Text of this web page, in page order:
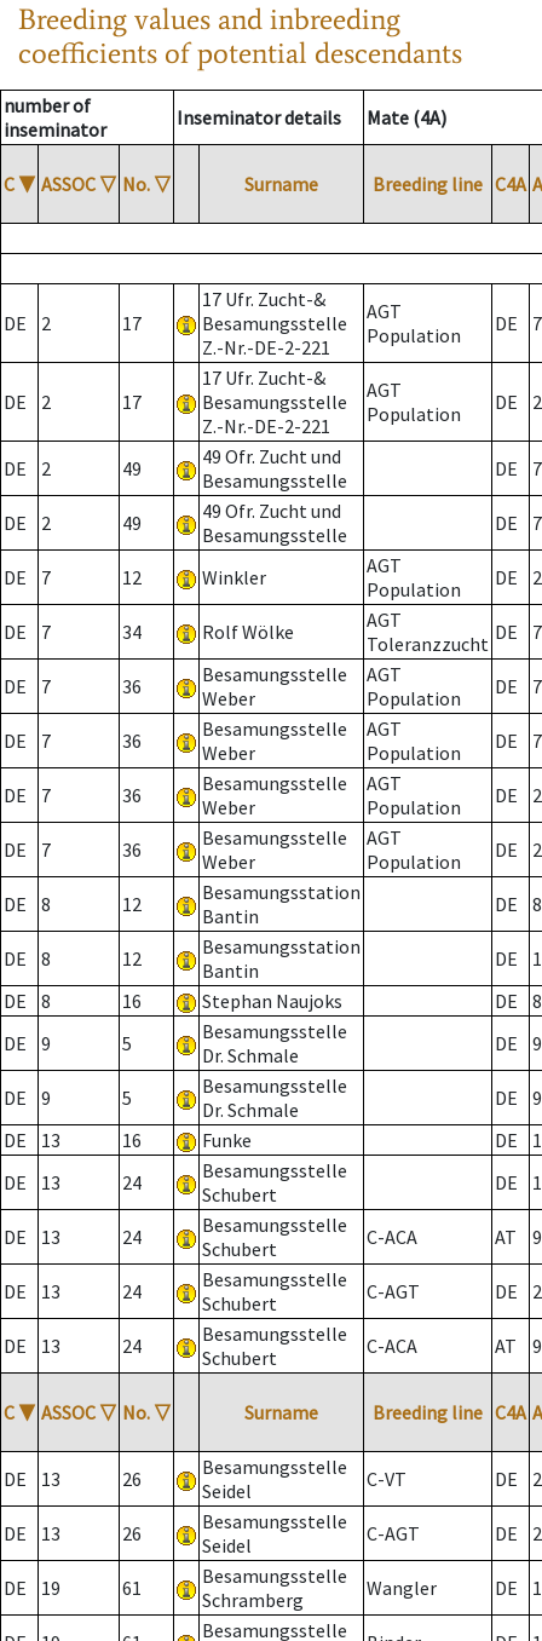
Breeding values and inbreeding
coefficients of potential descendants
number of
inseminator
Inseminator details Mate (4A)
C ▼ ASSOC ▽ No. ▽ Surname Breeding line C4A
DE 2 17
17 Ufr. Zucht-&
Besamungsstelle
Z.-Nr.-DE-2-221
AGT
Population
DE 7
DE 2 17
17 Ufr. Zucht-&
Besamungsstelle
Z.-Nr.-DE-2-221
AGT
Population
DE 2
DE 2 49
49 Ofr. Zucht und
Besamungsstelle
DE 7
DE 2 49
49 Ofr. Zucht und
Besamungsstelle
DE 7
DE 7 12 Winkler
AGT
Population
DE 2
DE 7 34 Rolf Wölke
AGT
Toleranzzucht DE 7
DE 7 36
Besamungsstelle
Weber
AGT
Population
DE 7
DE 7 36
Besamungsstelle
Weber
AGT
Population
DE 7
DE 7 36
Besamungsstelle
Weber
AGT
Population
DE 2
DE 7 36
Besamungsstelle
Weber
AGT
Population
DE 2
DE 8 12
Besamungsstation
Bantin
DE 8
DE 8 12
Besamungsstation
Bantin
DE
DE
8 16 Stephan Naujoks DE
8
DE
9 5
Besamungsstelle
Dr. Schmale
DE 9
DE 9 5
Besamungsstelle
Dr. Schmale
DE
9
DE
13 16 Funke DE
DE
13 24
Besamungsstelle
Schubert
DE
DE 13 24
Besamungsstelle
Schubert
C-ACA AT
DE 13 24
Besamungsstelle
Schubert
C-AGT DE 2
DE 13 24
Besamungsstelle
Schubert
C-ACA AT
C ▼ ASSOC ▽ No. ▽ Surname Breeding line C4A
DE 13 26
Besamungsstelle
Seidel
C-VT DE 2
DE 13 26
Besamungsstelle
Seidel
C-AGT DE 2
DE 19 61
Besamungsstelle
Schramberg
Wangler DE
Besamungsstelle